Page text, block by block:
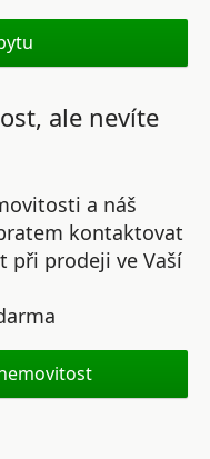
ale nevíte
a náš
kontaktovat
při prodeji ve Vaší